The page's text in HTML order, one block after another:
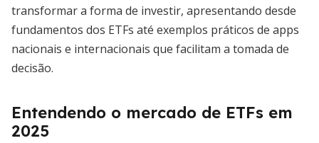
transformar a forma de investir, apresentando desde
fundamentos dos ETFs até exemplos práticos de apps
nacionais e internacionais que facilitam a tomada de
decisão.
Entendendo o mercado de ETFs em
2025